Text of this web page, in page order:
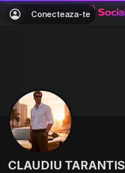
Conecteaza-te
CLAUDIU TARANTIS